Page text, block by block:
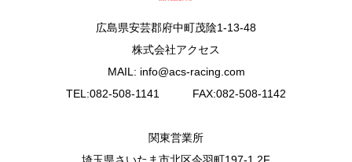
広島県安芸郡府中町茂陰1-13-48
株式会社アクセス
MAIL: info@acs-racing.com
TEL:082-508-1141 FAX:082-508-1142
関東営業所
埼玉県さいたま市北区今羽町197-1 2F